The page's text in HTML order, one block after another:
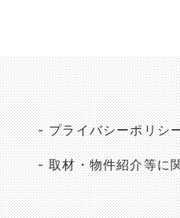
プライバシーポリシ
取材・物件紹介等に